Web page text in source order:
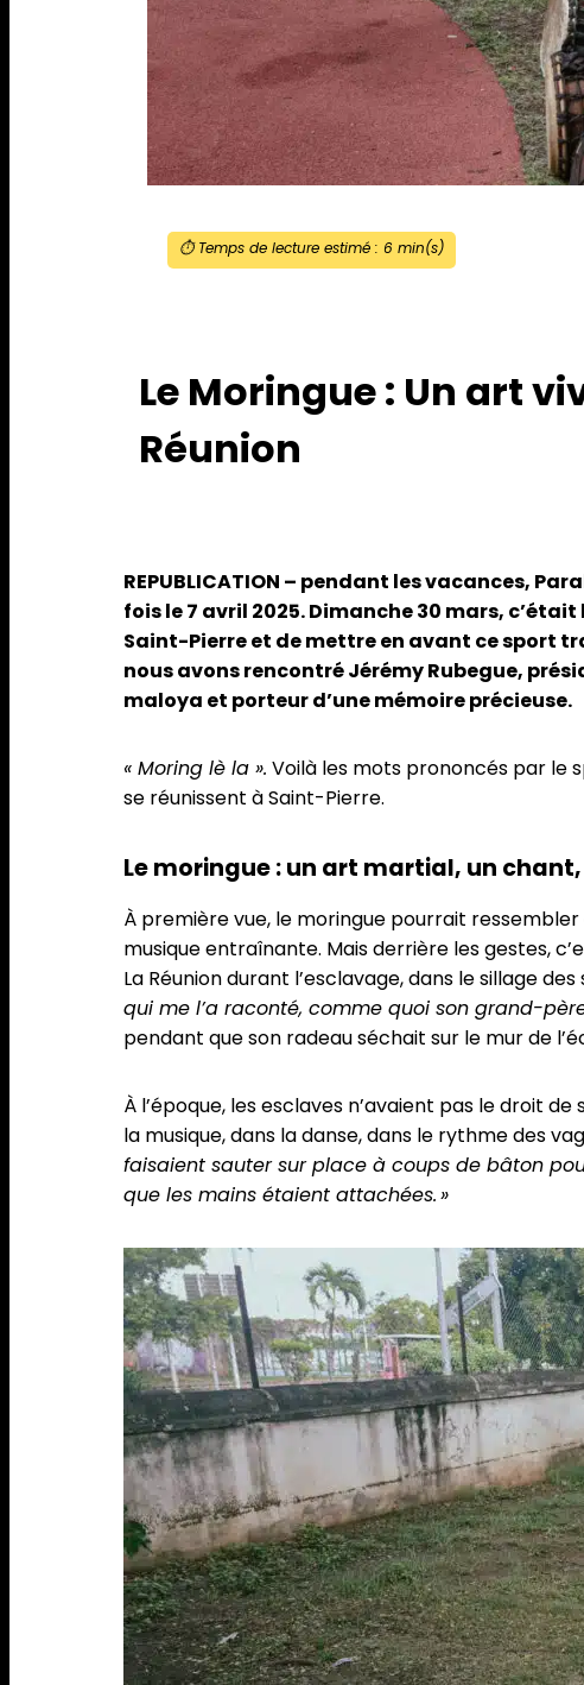
⏱️ Temps de lecture estimé : 6 min(s)
Le Moringue : Un art
Réunion
REPUBLICATION – pendant les vacances,
fois le 7 avril 2025.Dimanche 30 mars, c’était
Saint-Pierre et de mettre en avant ce sport
nous avons rencontréJérémy Rubegue,
maloya et porteur d’une mémoire précieuse.
« Moring lè la ». Voilà les mots prononcés par le
se réunissent à Saint-Pierre.
Le moringue : un art martial, un
À première vue, le moringue pourrait
musique entraînante. Mais derrière les gestes,
La Réunion durant l’esclavage, dans le sillage
qui me l’a raconté, comme quoi son grand-
pendant que son radeau séchait sur le mur de
À l’époque, les esclaves n’avaient pas le droit
la musique, dans la danse, dans le rythme des
faisaient sauter sur place à coups de bâton
que les mains étaient attachées. »